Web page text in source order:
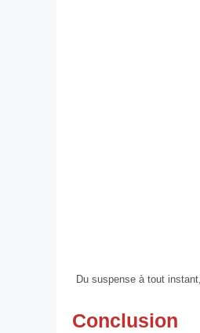
Du suspense à tout
Conclusion